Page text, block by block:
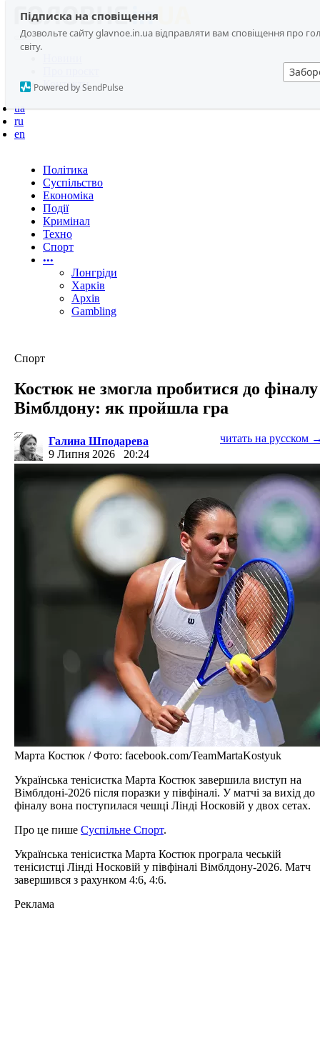
Підписка на сповіщення
Дозвольте сайту glavnoe.in.ua відправляти вам сповіщення про
світу.
Powered by SendPulse
Контакти
ua
ru
en
Політика
Суспільство
Економіка
Події
Кримінал
Техно
Спорт
•••
Лонгріди
Харків
Архів
Gambling
Спорт
Костюк не змогла пробитися до фіналу
Вімблдону: як пройшла гра
Галина Шподарева
9 Липня 2026
20:24
читать на русском
Марта Костюк / Фото: facebook.com/TeamMartaKostyuk
Українська тенісистка Марта Костюк завершила виступ на
Вімблдоні-2026 після поразки у півфіналі. У матчі за вихід до
фіналу вона поступилася чешці Лінді Носковій у двох сетах.
Про це пише Суспільне Спорт.
Українська тенісистка Марта Костюк програла чеській
тенісистці Лінді Носковій у півфіналі Вімблдону-2026. Матч
завершився з рахунком 4:6, 4:6.
Реклама